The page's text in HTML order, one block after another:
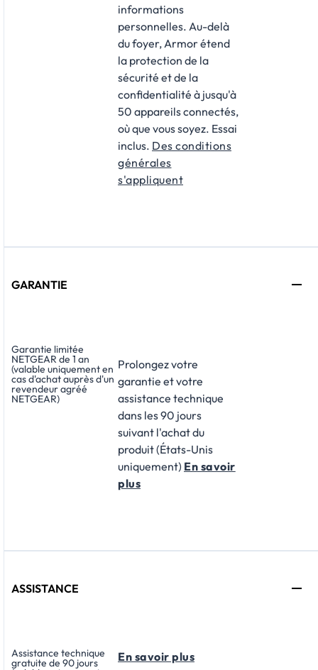
informations
personnelles. Au-delà
du foyer, Armor étend
la protection de la
sécurité et de la
confidentialité à jusqu'à
50 appareils connectés,
où que vous soyez. Essai
inclus. Des conditions
générales
s'appliquent
GARANTIE
Garantie limitée
NETGEAR de 1 an
(valable uniquement en
cas d'achat auprès d'un
revendeur agréé
NETGEAR)
Prolongez votre
garantie et votre
assistance technique
dans les 90 jours
suivant l'achat du
produit (États-Unis
uniquement) En savoir
plus
ASSISTANCE
Assistance technique
gratuite de 90 jours En savoir plus